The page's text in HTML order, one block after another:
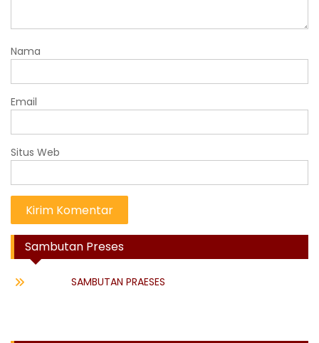
Nama
Email
Situs Web
Sambutan Preses
SAMBUTAN PRAESES